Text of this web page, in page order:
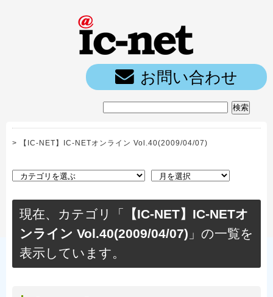
お問い合わせ
> 【IC-NET】IC-NETオンライン Vol.40(2009/04/07)
現在、カテゴリ「
【IC-NET】IC-NETオ
ンライン Vol.40(2009/04/07) 」の一覧を
表示しています。